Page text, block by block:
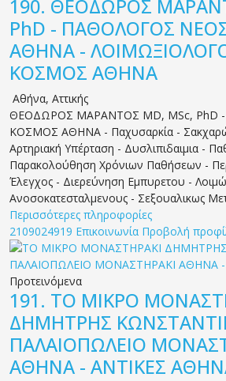
190. ΘΕΟΔΩΡΟΣ
PhD - ΠΑΘΟΛΟΓΟΣ
ΑΘΗΝΑ -
ΚΟΣΜΟΣ ΑΘΗΝΑ
Αθήνα, Αττικής
ΘΕΟΔΩΡΟΣ ΜΑΡΑΝΤΟΣ MD, MSc, PhD
ΚΟΣΜΟΣ ΑΘΗΝΑ - Παχυσαρκία -
Αρτηριακή Υπέρταση - Δυσλιπιδαιμια -
Παρακολούθηση Χρόνιων Παθήσεων -
Έλεγχος - Διερεύνηση Εμπυρετου -
Ανοσοκατεσταλμενους - Σεξουαλικως
Περισσότερες πληροφορίες
2109024919 Επικοινωνία Προβολή
Προτεινόμενα
191. ΤΟ ΜΙΚΡΟ
ΔΗΜΗΤΡΗΣ
ΠΑΛΑΙΟΠΩΛΕΙΟ
ΑΘΗΝΑ - ΑΝΤΙΚΕΣ